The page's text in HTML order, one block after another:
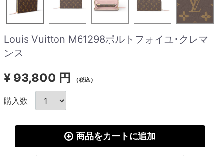
Louis Vuitton M61298ポルトフォイユ･クレマ
ンス
¥ 93,800 円 （税込）
購入数
商品をカートに追加